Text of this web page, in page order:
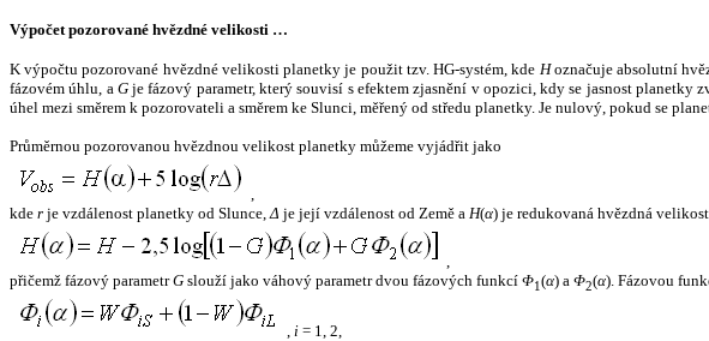
Výpočet pozorované hvězdné velikosti …
K výpočtu pozorované hvězdné velikosti planetky je použit tzv. HG-systém, kde Hoznačuje absolutní
fázovém úhlu, a Gje fázový parametr, který souvisí s efektem zjasnění v opozici, kdy se jasnost planetky
úhel mezi směrem k pozorovateli a směrem ke Slunci, měřený od středu planetky. Je nulový, pokud se
Průměrnou pozorovanou hvězdnou velikost planetky můžeme vyjádřit jako
,
kde r je vzdálenost planetky od Slunce,Δ je její vzdálenost od Země a H(α) je redukovaná hvězdná
,
přičemž fázový parametrG slouží jako váhový parametr dvou fázových funkcí Φ1(α) a Φ2(α). Fázovou
, i = 1, 2,